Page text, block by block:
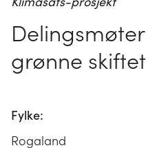
grønne skiftet
Fylke:
Rogaland